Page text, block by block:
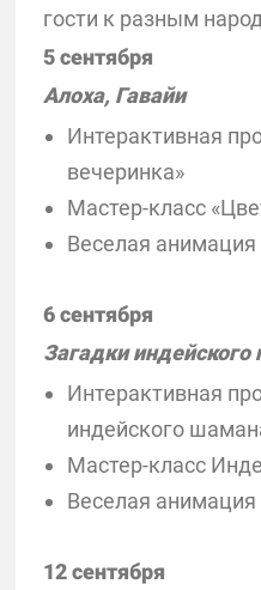
гости к разным
5 сентября
Алоха, Гавайи
Интерактивная
вечеринка»
Мастер-класс
Веселая анимация
6 сентября
Загадки индейского
Интерактивная
индейского
Мастер-класс
Веселая анимация
12 сентября